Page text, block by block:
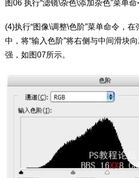
图06 执行“滤镜\杂色\添加杂色”菜单命
(4)执行“图像\调整\色阶”菜单命令，在
中，将“输入色阶”将右侧与中间滑块
强，如图07所示。